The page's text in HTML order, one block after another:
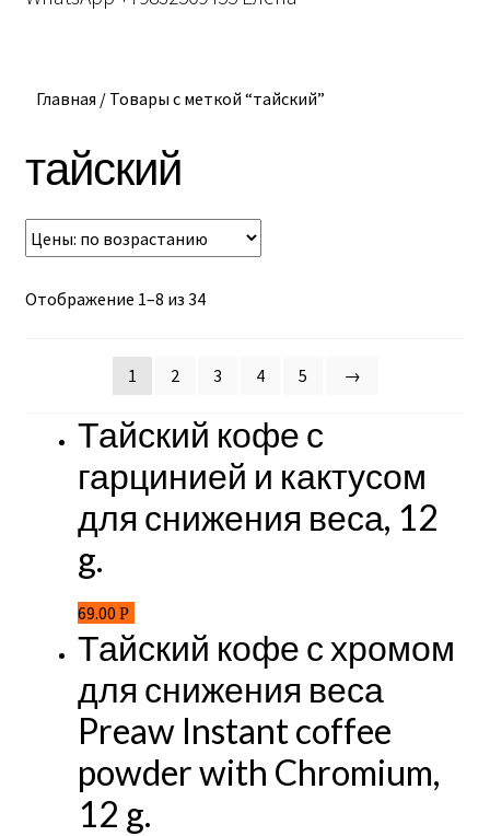
Главная / Товары с меткой “тайский”
тайский
Отображение 1–8 из 34
1 2 3 4 5 →
Тайский кофе с
гарцинией и кактусом
для снижения веса, 12
g.
69.00 Р
Тайский кофе с хромом
для снижения веса
Preaw Instant coffee
powder with Chromium,
12 g.